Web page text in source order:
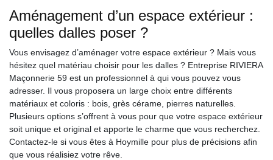
Aménagement d’un espace extérieur :
quelles dalles poser ?
Vous envisagez d’aménager votre espace extérieur ? Mais vous
hésitez quel matériau choisir pour les dalles ? Entreprise RIVIERA
Maçonnerie 59 est un professionnel à qui vous pouvez vous
adresser. Il vous proposera un large choix entre différents
matériaux et coloris : bois, grès cérame, pierres naturelles.
Plusieurs options s’offrent à vous pour que votre espace extérieur
soit unique et original et apporte le charme que vous recherchez.
Contactez-le si vous êtes à Hoymille pour plus de précisions afin
que vous réalisiez votre rêve.